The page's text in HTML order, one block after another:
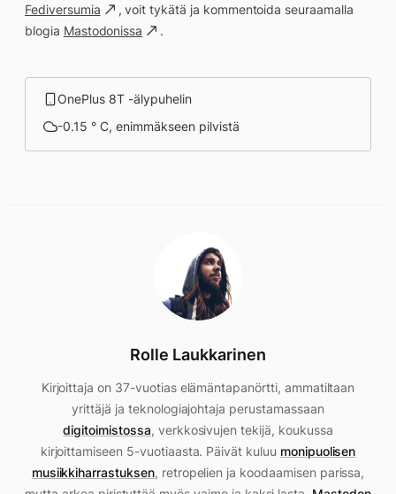
Fediversumia
, voit tykätä ja kommentoida seuraamalla
blogia Mastodonissa .
OnePlus 8T -älypuhelin
-0.15 ° C, enimmäkseen pilvistä
Rolle Laukkarinen
Kirjoittaja on 37-vuotias elämäntapanörtti, ammatiltaan
yrittäjä ja teknologiajohtaja perustamassaan
digitoimistossa, verkkosivujen tekijä, koukussa
kirjoittamiseen 5-vuotiaasta. Päivät kuluu monipuolisen
musiikkiharrastuksen, retropelien ja koodaamisen parissa,